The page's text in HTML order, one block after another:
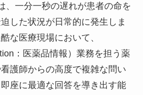
、一分一秒の遅れが患者の命を
した状況が日常的に発生しま
な医療現場において、
：医薬品情報）業務を担う薬
護師からの高度で複雑な問い
座に最適な回答を導き出す能